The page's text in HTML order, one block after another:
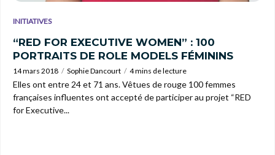
INITIATIVES
“RED FOR EXECUTIVE WOMEN” : 100
PORTRAITS DE ROLE MODELS FÉMININS
14 mars 2018 Sophie Dancourt 4 mins de lecture
Elles ont entre 24 et 71 ans. Vêtues de rouge 100 femmes
françaises influentes ont accepté de participer au projet “RED
for Executive...